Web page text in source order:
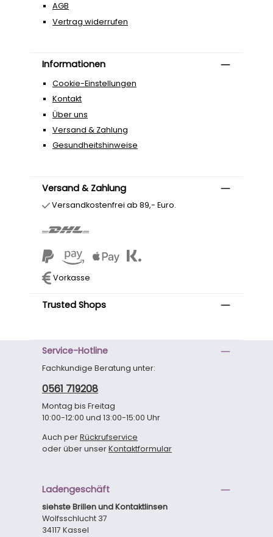
AGB
Vertrag widerrufen
Informationen
Cookie-Einstellungen
Kontakt
Über uns
Versand & Zahlung
Gesundheitshinweise
Versand & Zahlung
Versandkostenfrei ab 89,- Euro.
Vorkasse
Trusted Shops
Service-Hotline
Fachkundige Beratung unter:
0561 719208
Montag bis Freitag
10:00-12:00 und 13:00-15:00 Uhr
Auch perRückrufservice
oder über unserKontaktformular
Ladengeschäft
siehste Brillen und Kontaktlinsen
Wolfsschlucht 37
34117 Kassel